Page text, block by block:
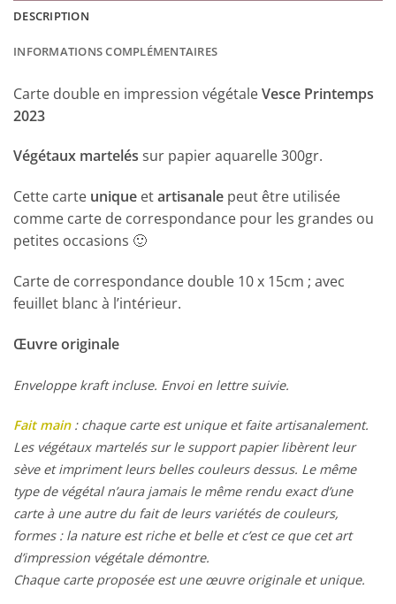
DESCRIPTION
INFORMATIONS COMPLÉMENTAIRES
Carte double en impression végétaleVesce Printemps
2023
Végétaux martelés sur papier aquarelle 300gr.
Cette carte unique etartisanale peut être utilisée
comme carte de correspondance pour les grandes ou
petites occasions 🙂
Carte de correspondance double 10 x 15cm ; avec
feuillet blanc à l’intérieur.
Œuvre originale
Enveloppe kraft incluse. Envoi en lettre suivie.
Fait main: chaque carte est unique et faite artisanalement.
Les végétaux martelés sur le support papier libèrent leur
sève et impriment leurs belles couleurs dessus. Le même
type de végétal n’aura jamais le même rendu exact d’une
carte à une autre du fait de leurs variétés de couleurs,
formes : la nature est riche et belle et c’est ce que cet art
d’impression végétale démontre.
Chaque carte proposée est une œuvre originale et unique.